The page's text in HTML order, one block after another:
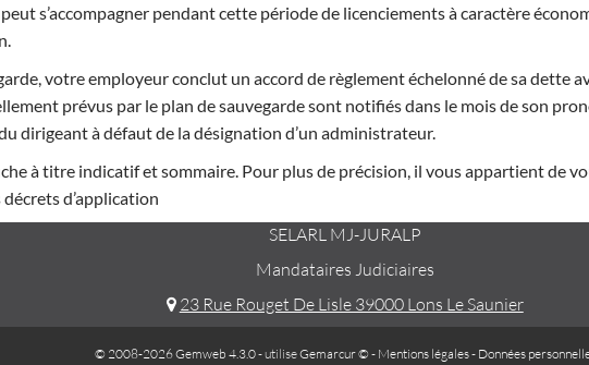
s’accompagner pendant cette période de licenciements à caractère
votre employeur conclut un accord de règlement échelonné de sa dette
prévus par le plan de sauvegarde sont notifiés dans le mois de son
dirigeant à défaut de la désignation d’un administrateur.
à titre indicatif et sommaire. Pour plus de précision, il vous appartient de
d’application
SELARL MJ-JURALP
Mandataires Judiciaires
23 Rue Rouget De Lisle 39000 Lons Le Saunier
© 2008-2026 Gemweb 4.3.0- utiliseGemarcur © - Mentions légales- Données